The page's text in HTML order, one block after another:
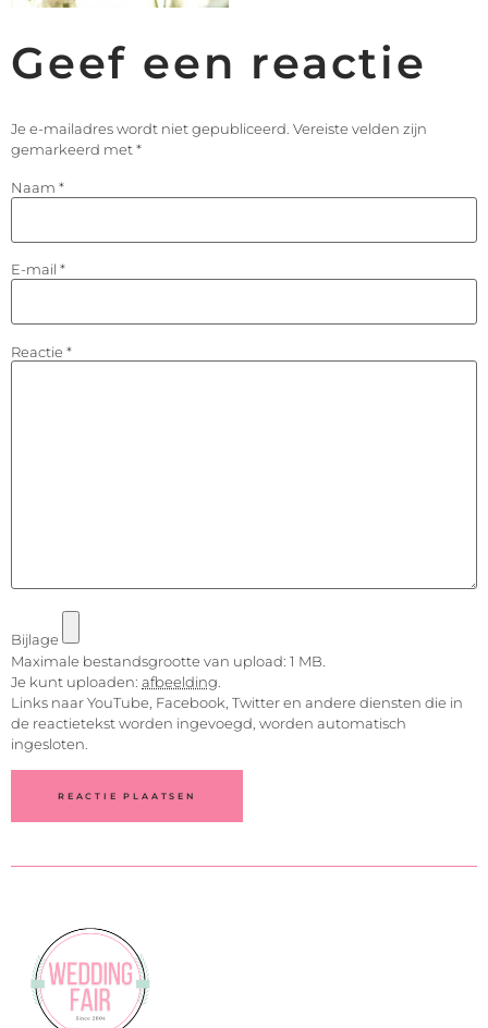
Geef een reactie
Je e-mailadres wordt niet gepubliceerd. Vereiste velden zijn
gemarkeerd met*
Naam *
E-mail *
Reactie *
Bijlage
Maximale bestandsgrootte van upload: 1 MB.
Je kunt uploaden: afbeelding
Links naar YouTube, Facebook, Twitter en andere diensten die in
de reactietekst worden ingevoegd, worden automatisch
ingesloten.